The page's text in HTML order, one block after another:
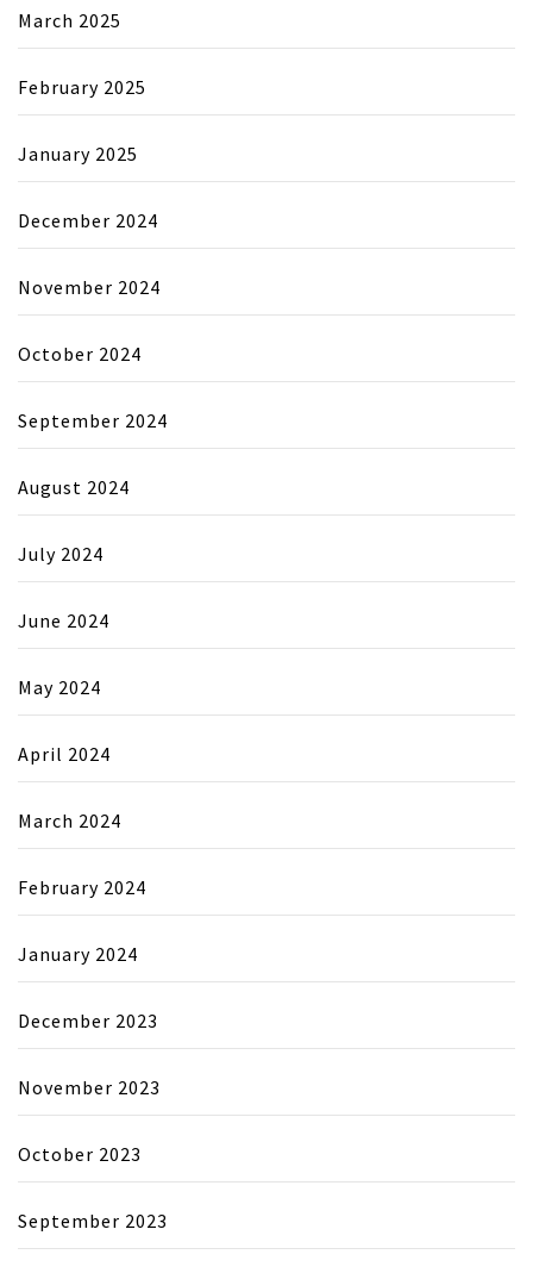
March 2025
February 2025
January 2025
December 2024
November 2024
October 2024
September 2024
August 2024
July 2024
June 2024
May 2024
April 2024
March 2024
February 2024
January 2024
December 2023
November 2023
October 2023
September 2023